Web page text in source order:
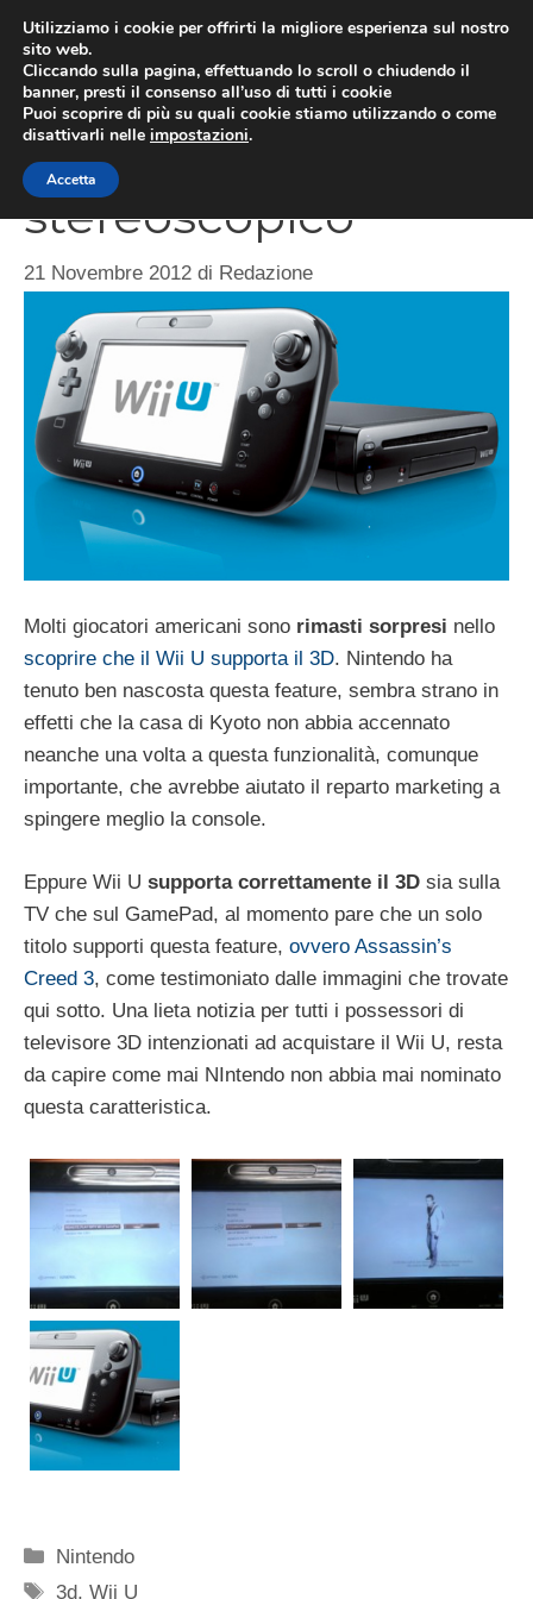
contenuto
Wii U supporta il 3D
stereoscopico
21 Novembre 2012 di Redazione
Molti giocatori americani sono rimasti sorpresi nello
scoprire che il Wii U supporta il 3D. Nintendo ha
tenuto ben nascosta questa feature, sembra strano in
effetti che la casa di Kyoto non abbia accennato
neanche una volta a questa funzionalità, comunque
importante, che avrebbe aiutato il reparto marketing a
spingere meglio la console.
Eppure Wii U supporta correttamente il 3D sia sulla
TV che sul GamePad, al momento pare che un solo
titolo supporti questa feature, ovvero Assassin’s
Creed 3, come testimoniato dalle immagini che trovate
qui sotto. Una lieta notizia per tutti i possessori di
televisore 3D intenzionati ad acquistare il Wii U, resta
da capire come mai NIntendo non abbia mai nominato
questa caratteristica.
Categorie
Nintendo
Tag
3d,Wii U
Utilizziamo i cookie per offrirti la migliore esperienza sul nostro
sito web.
Cliccando sulla pagina, effettuando lo scroll o chiudendo il
banner, presti il consenso all’uso di tutti i cookie
Puoi scoprire di più su quali cookie stiamo utilizzando o come
disattivarli nelle impostazioni.
Accetta